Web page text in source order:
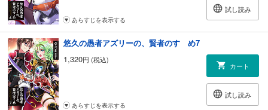
試し読み
あらすじを表示する
悠久の愚者アズリーの、賢者のすゝめ7
1,320円 (税込)
カート
試し読み
あらすじを表示する